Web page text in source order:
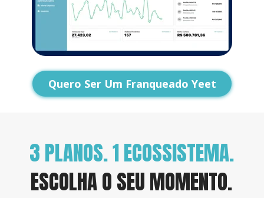
Quero Ser Um Franqueado Yeet
3 PLANOS. 1 ECOSSISTEMA.
ESCOLHA O SEU MOMENTO.